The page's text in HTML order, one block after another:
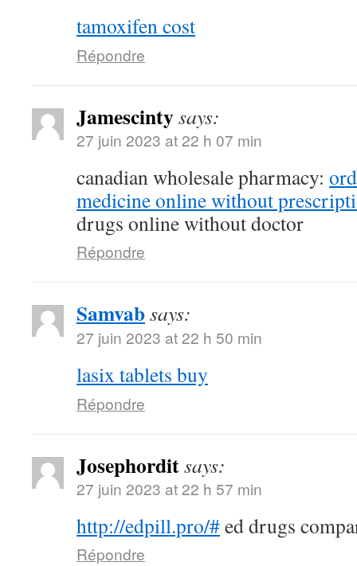
tamoxifen cost
Répondre
Jamescintysays:
27 juin 2023 at 22 h 07 min
canadian wholesale pharmacy:
medicine online without
drugs online without doctor
Répondre
Samvabsays:
27 juin 2023 at 22 h 50 min
lasix tablets buy
Répondre
Josephorditsays:
27 juin 2023 at 22 h 57 min
http://edpill.pro/#ed drugs
Répondre